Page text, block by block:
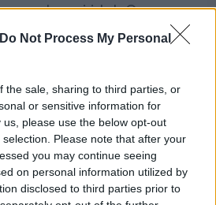
Do Not Process My Personal
the sale, sharing to third parties, or
or sensitive information for
please use the below opt-out
Please note that after your
you may continue seeing
on personal information utilized by
disclosed to third parties prior to
unui idol. O
m-a năpădit. Am văzut
interzică difuzarea
Culture! S-a zis sau
discursul extremei
pedofil refulat sau un